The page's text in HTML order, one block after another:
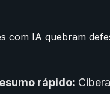
rápido: